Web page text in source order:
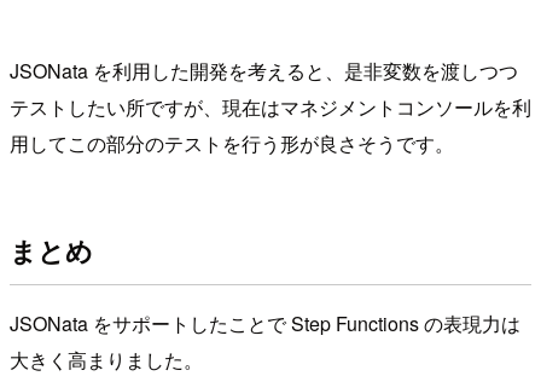
JSONata を利用した開発を考えると、是非変数を渡しつつ
テストしたい所ですが、現在はマネジメントコンソールを利
用してこの部分のテストを行う形が良さそうです。
まとめ
JSONata をサポートしたことで Step Functions の表現力は
大きく高まりました。